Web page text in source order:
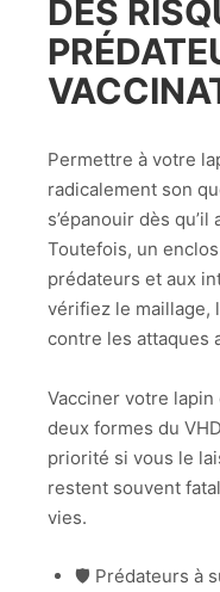
DES
Permettre à votre
radicalement son
s’épanouir dès
Toutefois, un
prédateurs et aux
vérifiez le maillage,
contre les attaques
Vacciner votre
deux formes du
priorité si vous le
restent souvent
vies.
🛡️ Prédateurs à